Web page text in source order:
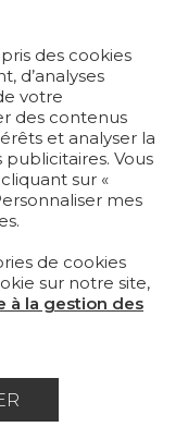
des
des cookies
d’analyses
votre
des contenus
et analyser la
Vous
sur «
mes
de cookies
sur notre site,
à la gestion des